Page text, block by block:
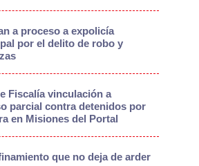
a proceso a expolicía
por el delito de robo y
Fiscalía vinculación a
parcial contra detenidos por
en Misiones del Portal
que no deja de arder